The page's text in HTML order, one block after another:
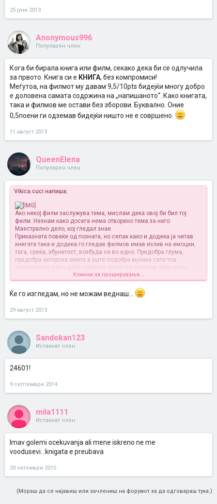
25 јуни 2013
Anonymous996
Популарен член
Кога би бирала книга или филм, секако дека би се одлучила
за првото. Книга си е КНИГА, без компромиси!
Меѓутоа, на филмот му давам 9,5/10pts бидејќи многу добро
е доловена самата содржина на „напишаното“. Како книгата,
така и филмов ме остави без зборови. Буквално. Оние
0,5поени ги одземав бидејќи ништо не е совршено.
11 август 2013
QueenElena
Популарен член
Vikica.cuci напиша:
Ако некој филм заслужува тема, мислам дека овој би бил тој
филм. Незнам како досега нема отворено тема за него
Маестрално дело, кој гледал знае.
Приказната повеќе од позната, но сепак како и додека ја читав
книгата така и додека го гледав филмов имав излив на емоции,
тага, среќа, збунетост, возбуда се во едно. Предобра глума,
предобра актерска екипа а уште подобра музика сето тоа
склопено во едно дава совршен филм кој мислам дека никој
нема да остави рамнодушен. Нека не ве лажат тие два ипол и
нешто сати, времето нема ни да го осетите, Доколку го немате
изгледано филмов, веднаш ама баш веднаш да го изгледате,
нема да се покаете!!!
Кликни за проширување...
Ќе го изгледам, но не можам веднаш...
29 август 2013
Sandokan123
Истакнат член
24601!
9 септември 2014
mila1111
Истакнат член
Imav golemi ocekuvanja ali mene iskreno ne me
voodusevi...knigata e preubava
20 октомври 2015
(Мораш да се најавиш или зачлениш на форумот за да одговараш тука.)